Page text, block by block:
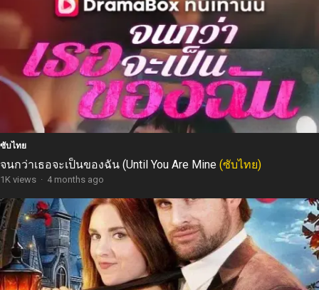
ซับไทย
จนกว่าเธอจะเป็นของฉัน (Until You Are Mine (ซับไทย)
1K views · 4 months ago